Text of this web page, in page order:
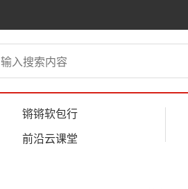
锵锵软包行
前沿云课堂